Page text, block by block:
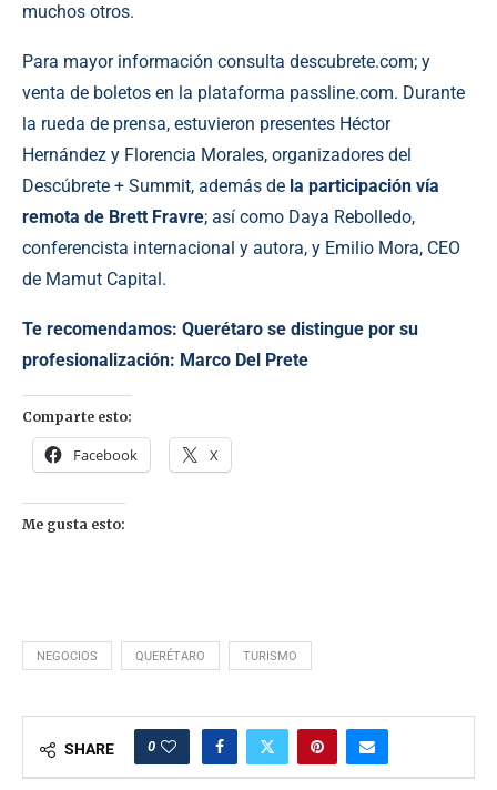
muchos otros.
Para mayor información consulta descubrete.com; y
venta de boletos en la plataforma passline.com. Durante
la rueda de prensa, estuvieron presentes Héctor
Hernández y Florencia Morales, organizadores del
Descúbrete + Summit, además de la participación vía
remota de Brett Fravre; así como Daya Rebolledo,
conferencista internacional y autora, y Emilio Mora, CEO
de Mamut Capital.
Te recomendamos: Querétaro se distingue por su
profesionalización: Marco Del Prete
Comparte esto:
Facebook X
Me gusta esto:
NEGOCIOS QUERÉTARO TURISMO
SHARE 0